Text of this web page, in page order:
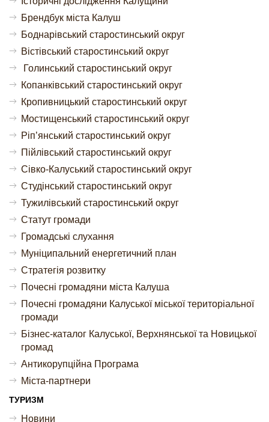
Брендбук міста Калуш
Боднарівський старостинський округ
Вістівський старостинський округ
Голинський старостинський округ
Копанківський старостинський округ
Кропивницький старостинський округ
Мостищенський старостинський округ
Ріп’янський старостинський округ
Пійлівський старостинський округ
Сівко-Калуський старостинський округ
Студінський старостинський округ
Тужилівський старостинський округ
Статут громади
Громадські слухання
Муніципальний енергетичний план
Стратегія розвитку
Почесні громадяни міста Калуша
Почесні громадяни Калуської міської територіальної
громади
Бізнес-каталог Калуської, Верхнянської та Новицької
громад
Антикорупційна Програма
Міста-партнери
ТУРИЗМ
Новини